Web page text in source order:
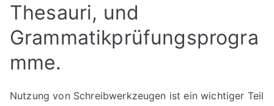
Thesauri, und
Grammatikprüfungsprogra
mme.
Nutzung von Schreibwerkzeugen ist ein wichtiger Teil